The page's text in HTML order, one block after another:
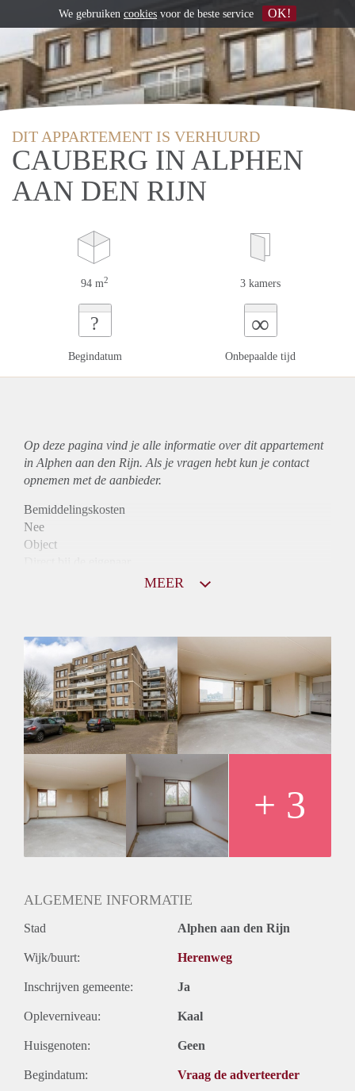
DIT APPARTEMENT IS VERHUURD
CAUBERG IN ALPHEN
AAN DEN RIJN
94 m2 3 kamers
?
Begindatum
∞
Onbepaalde tijd
Op deze pagina vind je alle informatie over ditappartement
in Alphen aan den Rijn. Als je vragen hebt kun je contact
opnemen met de aanbieder.
Bemiddelingskosten
Nee
Object
Huurtoeslag
Niet mogelijk
Inkomen eis
2,9 X De bruto Huur
Huurtermijn
Onbepaalde termijn
Oplevering
Kaal
MEER
+ 3
ALGEMENE INFORMATIE
Stad Alphen aan den Rijn
Wijk/buurt: Herenweg
Inschrijven gemeente: Ja
Opleverniveau: Kaal
Huisgenoten: Geen
Begindatum: Vraag de adverteerder
We gebruiken cookies voor de beste service OK!